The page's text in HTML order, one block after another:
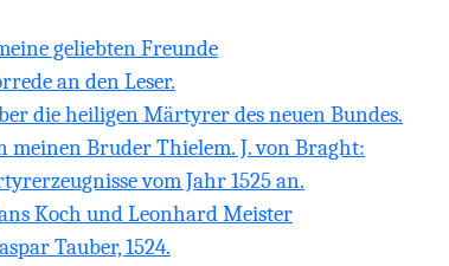
geliebten Freunde
an den Leser.
die heiligen Märtyrer des neuen Bundes.
meinen Bruder Thielem. J. von Braght:
vom Jahr 1525 an.
Koch und Leonhard Meister
Tauber, 1524.